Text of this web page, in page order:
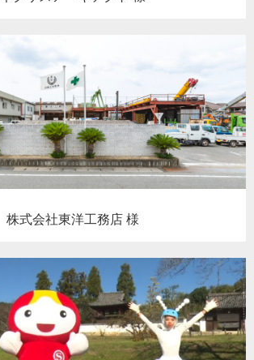
株式会社東洋工務店 様